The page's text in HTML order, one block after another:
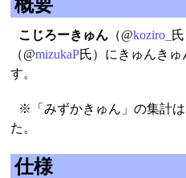
こじろーきゅん （@koziro_
（@mizukaP氏）にきゅんき
す。
※「みずかきゅん」の集計は
た。
仕様